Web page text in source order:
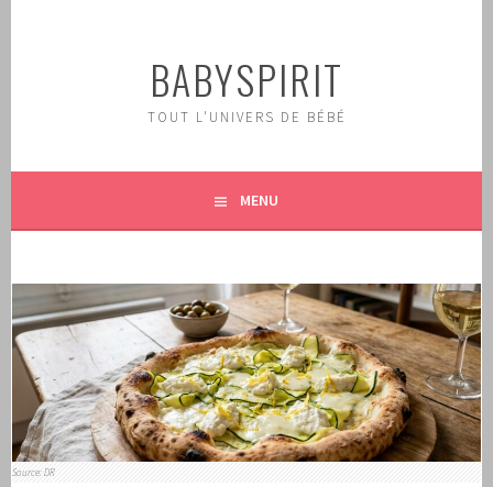
BABYSPIRIT
TOUT L'UNIVERS DE BÉBÉ
MENU
Source: DR